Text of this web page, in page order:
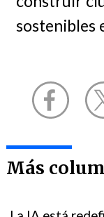
sostenibles
Más